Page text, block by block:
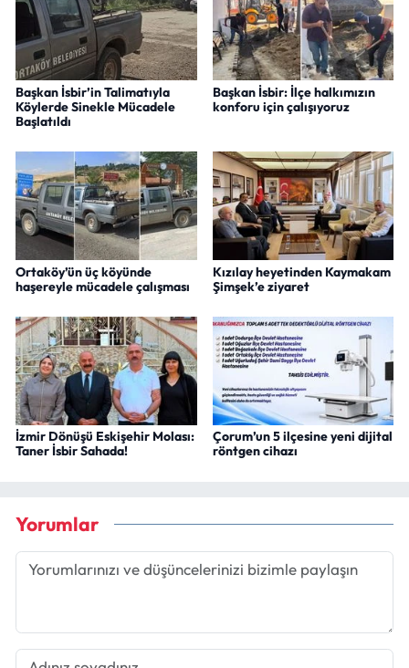
Başkan İsbir’in Talimatıyla
Köylerde Sinekle Mücadele
Başlatıldı
Başkan İsbir: İlçe halkımızın
konforu için çalışıyoruz
Ortaköy’ün üç köyünde
haşereyle mücadele çalışması
Kızılay heyetinden Kaymakam
Şimşek’e ziyaret
İzmir Dönüşü Eskişehir Molası:
Taner İsbir Sahada!
Çorum’un 5 ilçesine yeni dijital
röntgen cihazı
Yorumlar